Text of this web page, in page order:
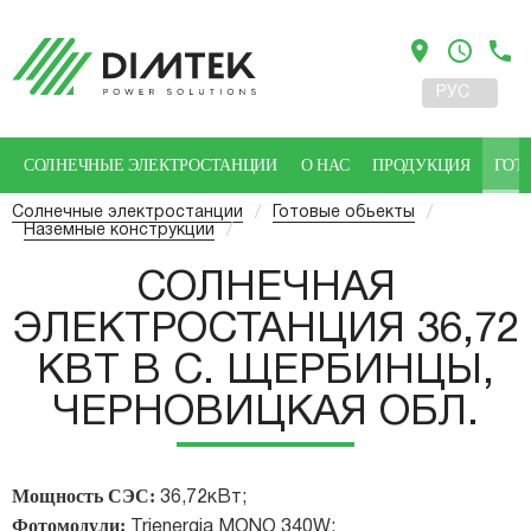
location_on access_time phone
РУС
СОЛНЕЧНЫЕ ЭЛЕКТРОСТАНЦИИ О НАС ПРОДУКЦИЯ
Солнечные электростанции / Готовые обьекты /
Наземные конструкции /
СОЛНЕЧНАЯ
ЭЛЕКТРОСТАНЦИЯ 36,72
КВТ В С. ЩЕРБИНЦЫ,
ЧЕРНОВИЦКАЯ ОБЛ.
Мощность СЭС: 36,72кВт;
Фотомодули: Trienergia MONO 340W;